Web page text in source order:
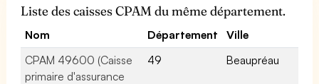
Liste des caisses CPAM du même département.
Nom Département
Ville
CPAM 49600 (Caisse
primaire d'assurance
49 Beaupréau